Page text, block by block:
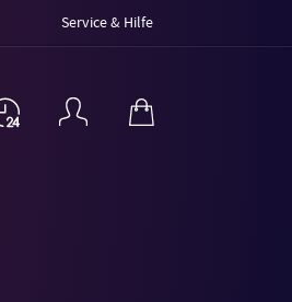
Service & Hilfe